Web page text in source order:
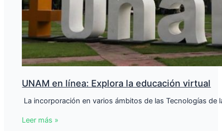
UNAM en línea: Explora la educación virtual
La incorporación en varios ámbitos de las Tecnologías
Leer más »